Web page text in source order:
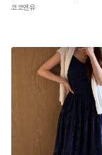
코코앤유